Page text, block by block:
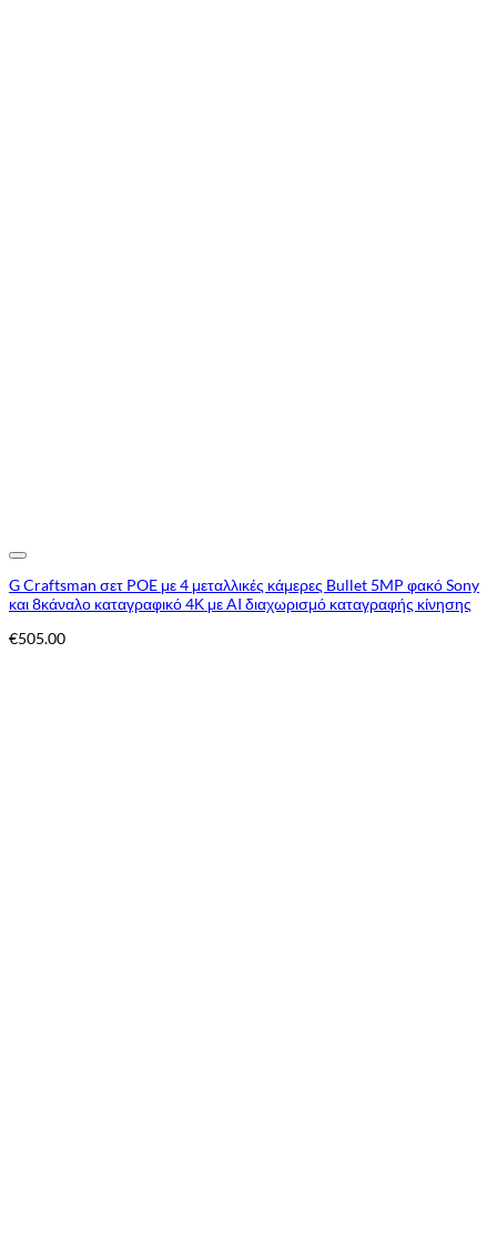
G Craftsman σετ POE με 4 μεταλλικές κάμερες Bullet 5MP φακό Sony
και 8κάναλο καταγραφικό 4Κ με AI διαχωρισμό καταγραφής κίνησης
€505.00